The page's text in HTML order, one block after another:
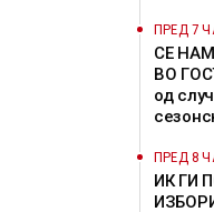
ПРЕД 7
СЕ
ВО
од
ПРЕД 8
ИК ГИ